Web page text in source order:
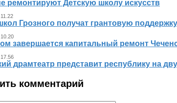
ремонтируют Детскую школу искусств
Грозного получат грантовую
завершается капитальный ремонт
драмтеатр представит республику на
комментарий